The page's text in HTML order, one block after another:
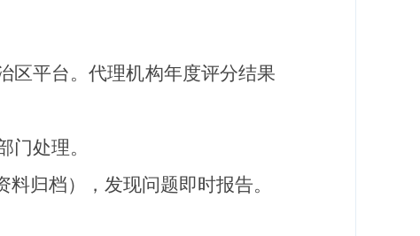
区平台。代理机构年度评分结果
处理。
归档），发现问题即时报告。